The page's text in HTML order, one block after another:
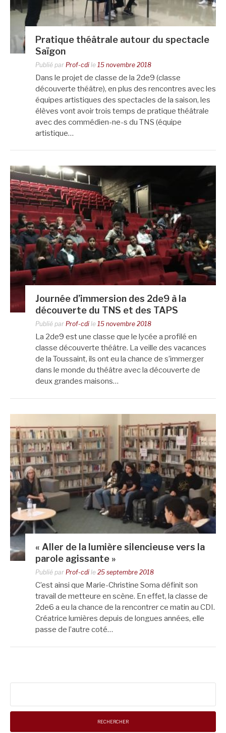
Pratique théâtrale autour du spectacle
Saïgon
Publié par Prof-cdi le 15 novembre 2018
Dans le projet de classe de la 2de9 (classe
découverte théâtre), en plus des rencontres avec les
équipes artistiques des spectacles de la saison, les
élèves vont avoir trois temps de pratique théâtrale
avec des commédien-ne-s du TNS (équipe
artistique…
Journée d’immersion des 2de9 à la
découverte du TNS et des TAPS
Publié par Prof-cdi le 15 novembre 2018
La 2de9 est une classe que le lycée a profilé en
classe découverte théâtre. La veille des vacances
de la Toussaint, ils ont eu la chance de s’immerger
dans le monde du théâtre avec la découverte de
deux grandes maisons…
« Aller de la lumière silencieuse vers la
parole agissante »
Publié par Prof-cdi le 25 septembre 2018
C’est ainsi que Marie-Christine Soma définit son
travail de metteure en scène. En effet, la classe de
2de6 a eu la chance de la rencontrer ce matin au CDI.
Créatrice lumières depuis de longues années, elle
passe de l’autre coté…